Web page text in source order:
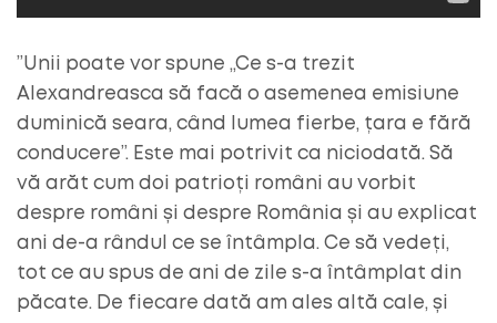
”Unii poate vor spune „Ce s-a trezit
Alexandreasca să facă o asemenea emisiune
duminică seara, când lumea fierbe, țara e fără
conducere”. Este mai potrivit ca niciodată. Să
vă arăt cum doi patrioți români au vorbit
despre români și despre România și au explicat
ani de-a rândul ce se întâmpla. Ce să vedeți,
tot ce au spus de ani de zile s-a întâmplat din
păcate. De fiecare dată am ales altă cale, și